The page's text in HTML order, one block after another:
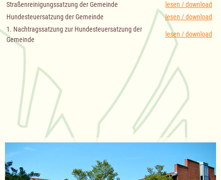
Straßenreinigungssatzung der Gemeinde
lesen / download
Hundesteuersatzung der Gemeinde
lesen / download
1. Nachtragssatzung zur Hundesteuersatzung der
Gemeinde
lesen / download